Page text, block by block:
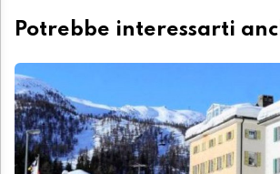
Potrebbe interessarti